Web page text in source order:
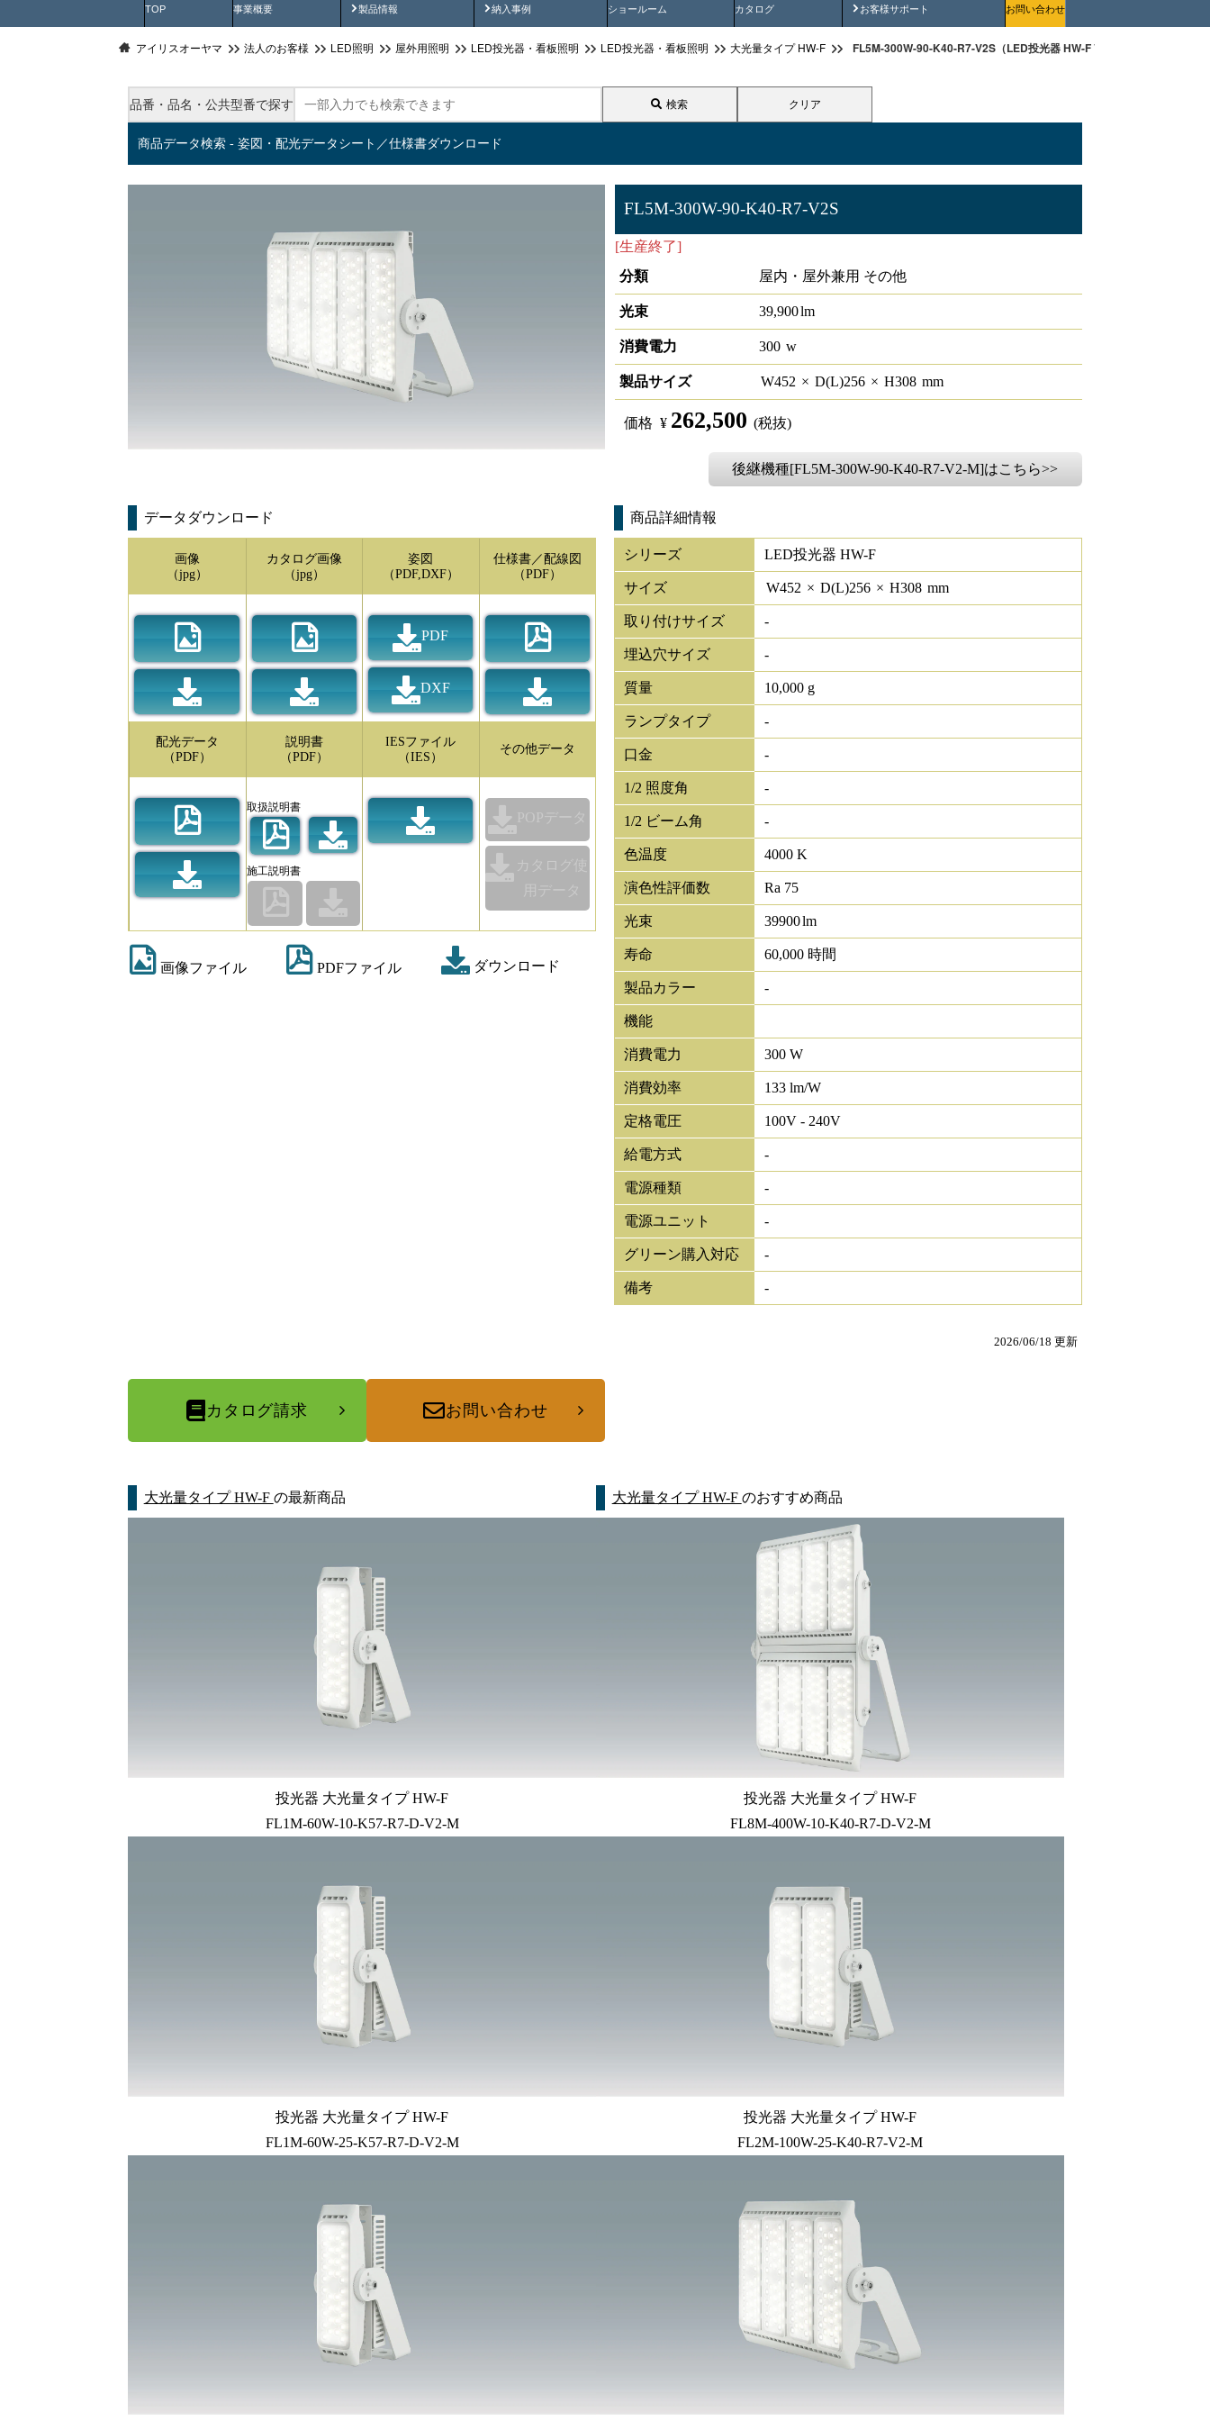
TOP 事業概要 製品情報
製品動画 納入事例
納入事例動画 ショールーム カタログ お客様サポート
安全にご使用いただくためにお問い合わせ
アイリスオーヤマ 法人のお客様 LED照明 屋外用照明 LED投光器・看板照明 LED投光器・看板照明 大光量タイプ HW-F FL5M-300W-90-K40-R7-V2S（LED投光器 HW-F V2 ）
品番・品名・公共型番で探す 検索 クリア
商品データ検索 - 姿図・配光データシート／仕様書ダウンロード
FL5M-300W-90-K40-R7-V2S
[生産終了]
分類
屋内・屋外兼用 その他
光束 39,900lm
消費電力 300 w
製品サイズ W452 × D(L)256 × H308 mm
価格 ¥ 262,500 (税抜)
後継機種[FL5M-300W-90-K40-R7-V2-M]はこちら>>
データダウンロード
画像
（jpg）
カタログ画像
（jpg）
姿図
（PDF,DXF）
PDF
DXF
仕様書／配線図
（PDF）
配光データ
（PDF）
説明書
（PDF）
取扱説明書
施工説明書
IESファイル
（IES）
その他データ
POPデータ
カタログ使
用データ
画像ファイル PDFファイル ダウンロード
商品詳細情報
シリーズ LED投光器 HW-F
サイズ W452 × D(L)256 × H308 mm
取り付けサイズ -
埋込穴サイズ -
質量 10,000 g
ランプタイプ -
口金 -
1/2 照度角 -
1/2 ビーム角 -
色温度 4000 K
演色性評価数 Ra 75
光束 39900lm
寿命 60,000 時間
製品カラー -
機能
消費電力 300 W
消費効率 133 lm/W
定格電圧 100V - 240V
給電方式 -
電源種類 -
電源ユニット -
グリーン購入対応 -
備考 -
2026/06/18 更新
カタログ請求 お問い合わせ
大光量タイプ HW-F の最新商品
投光器 大光量タイプ HW-F
FL1M-60W-10-K57-R7-D-V2-M
投光器 大光量タイプ HW-F
FL1M-60W-25-K57-R7-D-V2-M
大光量タイプ HW-F のおすすめ商品
投光器 大光量タイプ HW-F
FL8M-400W-10-K40-R7-D-V2-M
投光器 大光量タイプ HW-F
FL2M-100W-25-K40-R7-V2-M